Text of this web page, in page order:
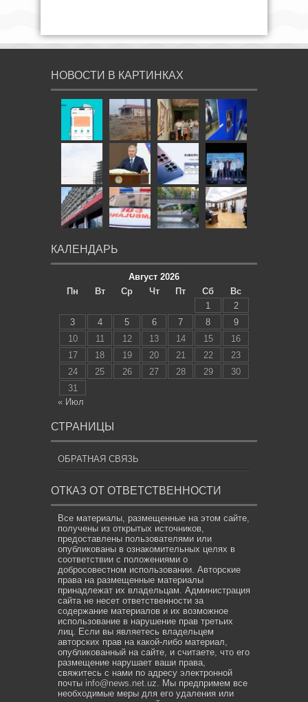
НОВОСТИ В КАРТИНКАХ
КАЛЕНДАРЬ
Август 2026
Пн
Вт Ср Чт Пт Сб
Вс
1
2
3
4 5 6 7 8
9
10
11 12 13 14 15
16
17
18 19 20 21 22
23
24
25 26 27 28 29
30
31
« Июл
СТРАНИЦЫ
ОБРАТНАЯ СВЯЗЬ
ОТКАЗ ОТ ОТВЕТСТВЕННОСТИ
Все материалы, размещенные на этом сайте,
получены из открытых источников,
предоставлены пользователями или
опубликованы в ознакомительных целях в
соответствии с положениями о
добросовестном использовании. Авторские
права на размещенные материалы
принадлежат их владельцам. Администрация
сайта не несет ответственности за
содержание материалов и их возможное
использование в нарушение прав третьих
лиц. Если вы являетесь владельцем
авторских прав на какой-либо материал,
опубликованный на сайте, и считаете, что его
размещение нарушает ваши права,
свяжитесь с нами по адресу электронной
почты info@news.net.uz . Мы предпримем все
необходимые меры для его удаления или